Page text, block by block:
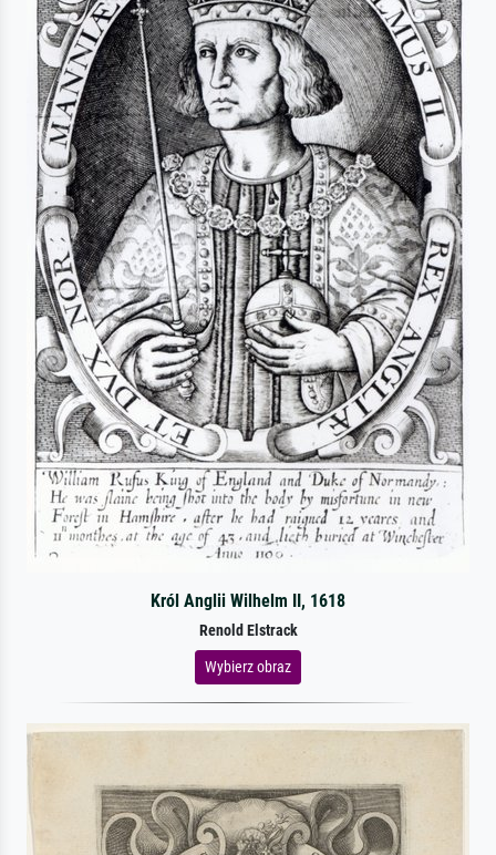
Król Anglii Wilhelm II, 1618
Renold Elstrack
Wybierz obraz